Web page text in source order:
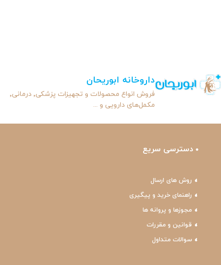
داروخانه ابوریحان
فروش انواع محصولات و تجهیزات پزشکی٬ درمانی٬
مکمل‌های دارویی و ...
دسترسی سریع
روش های ارسال
راهنمای خرید و پیگیری
مجوزها و پروانه ها
قوانین و مقررات
سوالات متداول